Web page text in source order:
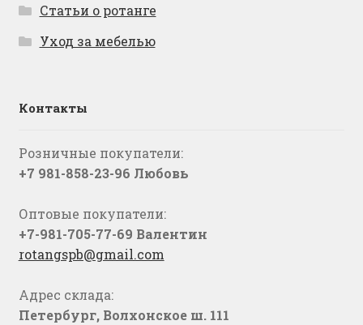
Статьи о ротанге
Уход за мебелью
Контакты
Розничные покупатели:
+7 981-858-23-96 Любовь
Оптовые покупатели:
+7-981-705-77-69 Валентин
rotangspb@gmail.com
Адрес склада:
Петербург, Волхонское ш. 111